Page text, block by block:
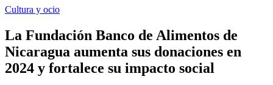
Cultura y ocio
La Fundación Banco de Alimentos de
Nicaragua aumenta sus donaciones en
2024 y fortalece su impacto social